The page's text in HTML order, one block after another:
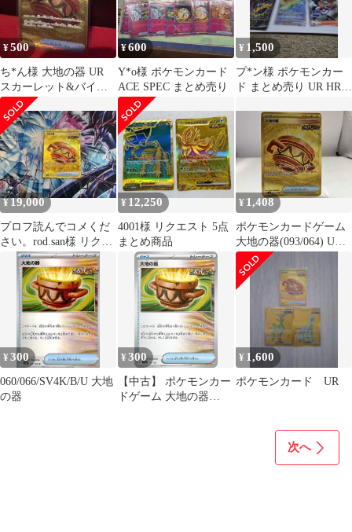
¥500
ち*ん様 大地の器 UR
スカーレット&バイオ
レット 拡張パック ナイ
トワンダラ
¥600
Y*o様 ポケモンカード
ACE SPEC まとめ売り
¥ 1,500
プ*ン様 ポケモンカー
ド まとめ売り UR HR
¥19,000
プロフ読んでコメくだ
さい。rod.san様 リクエ
スト 4点 まとめ商品
¥12,250
4001様 リクエスト 5点
まとめ商品
¥ 1,408
ポケモンカードゲーム
大地の器(093/064) UR
SV6a
¥300
060/066/SV4K/B/U 大地
の器
¥300
【中古】 ポケモンカー
ドゲーム 大地の器
¥ 1,600
ポケモンカード UR
次へ